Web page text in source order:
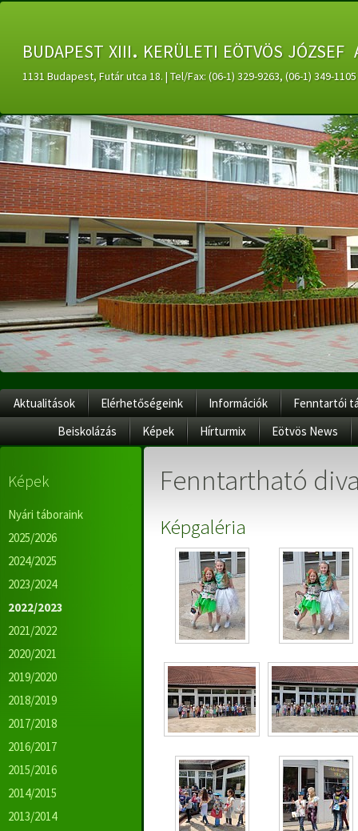
budapest xiii. kerületi eötvös
1131 Budapest, Futár utca 18. | Tel/Fax: (06-1) 329-9263, (06-1) 349-
Aktualitások Elérhetőségeink Információk
Fenntartói
Beiskolázás
Képek Hírturmix Eötvös News
Képek
Nyári táboraink
2025/2026
2024/2025
2023/2024
2022/2023
2021/2022
2020/2021
2019/2020
2018/2019
2017/2018
2016/2017
2015/2016
2014/2015
2013/2014
Fenntartható
Képgaléria